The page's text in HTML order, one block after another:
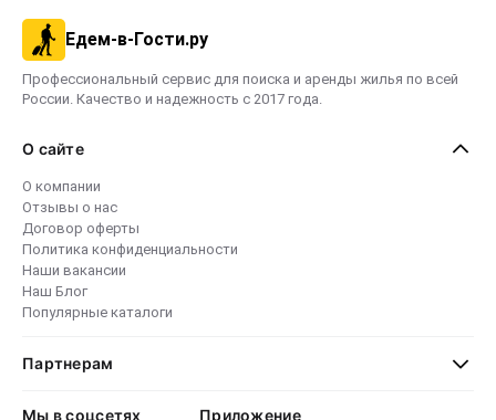
Едем-в-Гости.ру
Профессиональный сервис для поиска и аренды жилья по всей
России. Качество и надежность с 2017 года.
О сайте
О компании
Отзывы о нас
Договор оферты
Политика конфиденциальности
Наши вакансии
Наш Блог
Популярные каталоги
Партнерам
Мы в соцсетях Приложение